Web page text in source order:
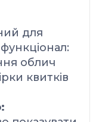
для
функціонал:
облич
квитків